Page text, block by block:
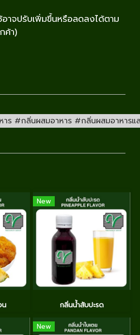
าจปรับเพิ่มขึ้นหรือลดลงได้ตาม
ค้า)
ร #กลิ่นผสมอาหาร #กลิ่นผสมอาหารแ
น
New
กลิ่นน้ำสับปะรด
New